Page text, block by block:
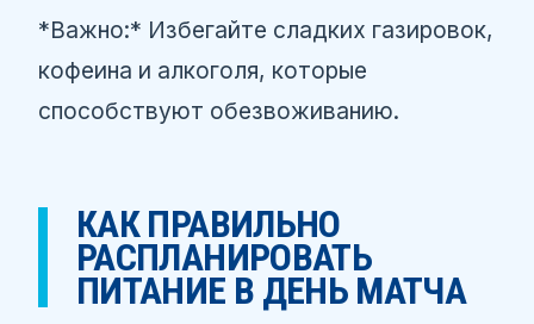
*Важно:* Избегайте сладких газировок,
кофеина и алкоголя, которые
способствуют обезвоживанию.
КАК ПРАВИЛЬНО
РАСПЛАНИРОВАТЬ
ПИТАНИЕ В ДЕНЬ МАТЧА